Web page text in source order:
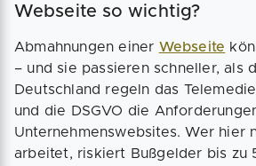
Webseite so wichtig?
Abmahnungen einer Webseite
– und sie passieren schneller, als
Deutschland regeln das
und die DSGVO die
Unternehmenswebsites. Wer hier
arbeitet, riskiert Bußgelder bis zu